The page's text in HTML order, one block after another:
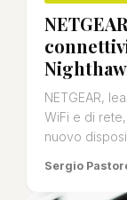
NETGEAR,
WiFi e di
nuovo
Sergio